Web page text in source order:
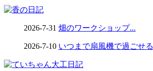
2026-7-31 畑のワークショップ...
2026-7-10 いつまで扇風機で過ごせ